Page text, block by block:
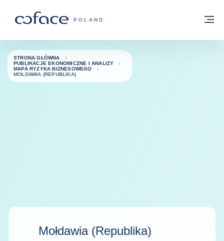
COFACE FOR TRADE - STRONA
POLAND
Powrót do strony głównej
STRONA GŁÓWNA
PUBLIKACJE EKONOMICZNE I ANALIZY
MAPA RYZYKA BIZNESOWEGO
MOŁDAWIA (REPUBLIKA)
Mołdawia (Republika)